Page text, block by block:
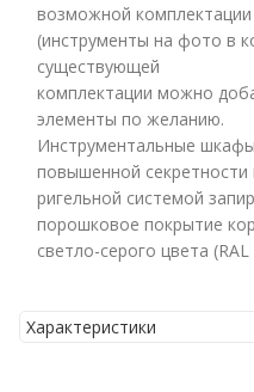
возможной комплектации
(инструменты на фото в
существующей
комплектации можно
элементы по желанию.
Инструментальные
повышенной секретности
ригельной системой
порошковое покрытие
светло-серого цвета
Характеристики